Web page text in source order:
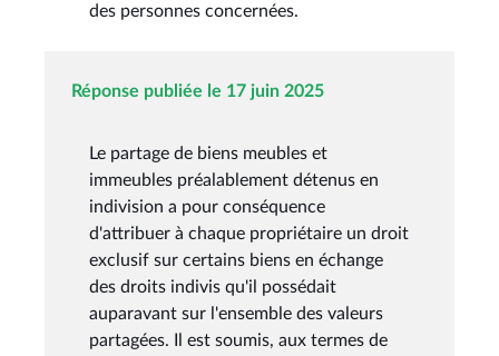
des personnes concernées.
Réponse publiée le 17 juin 2025
Le partage de biens meubles et
immeubles préalablement détenus en
indivision a pour conséquence
d'attribuer à chaque propriétaire un droit
exclusif sur certains biens en échange
des droits indivis qu'il possédait
auparavant sur l'ensemble des valeurs
partagées. Il est soumis, aux termes de